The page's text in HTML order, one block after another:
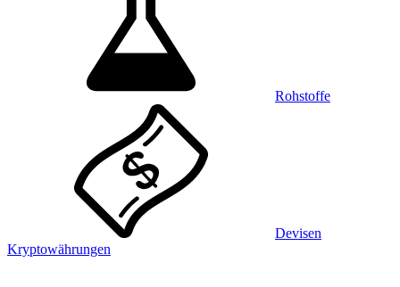
Rohstoffe
Devisen
Kryptowährungen